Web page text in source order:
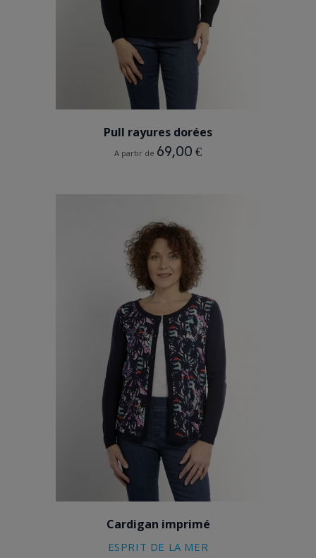
BLEU MARINE
Pull rayures dorées
A partir de 69,00 €
BLEU MARINE
Cardigan imprimé
ESPRIT DE LA MER